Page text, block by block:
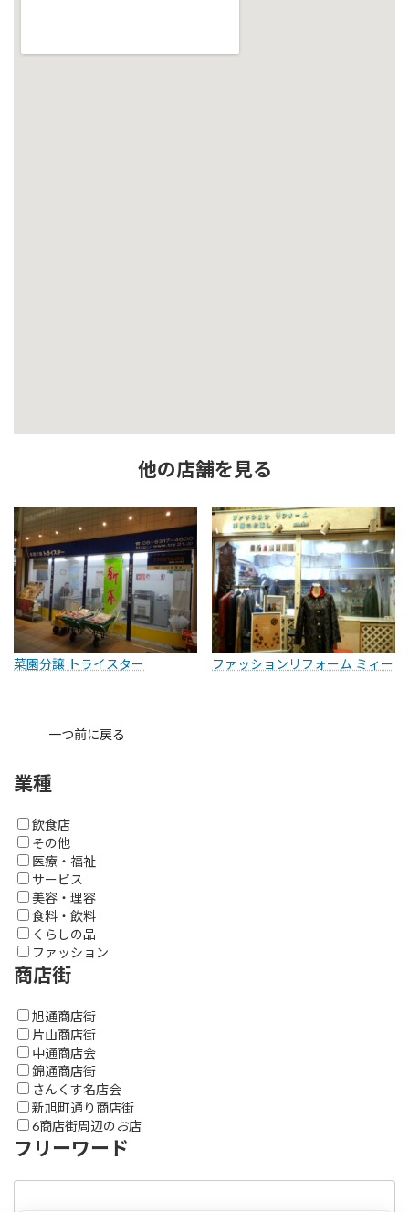
他の店舗を見る
菜園分譲 トライスター ファッションリフォーム ミィー
一つ前に戻る
業種
飲食店
その他
医療・福祉
サービス
美容・理容
食料・飲料
くらしの品
ファッション
商店街
旭通商店街
片山商店街
中通商店会
錦通商店街
さんくす名店会
新旭町通り商店街
6商店街周辺のお店
フリーワード